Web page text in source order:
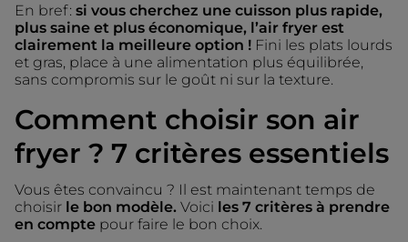
En bref : si vous cherchez une cuisson plus rapide,
plus saine et plus économique, l’air fryer est
clairement la meilleure option ! Fini les plats lourds
et gras, place à une alimentation plus équilibrée,
sans compromis sur le goût ni sur la texture.
Comment choisir son air
fryer ? 7 critères essentiels
Vous êtes convaincu ? Il est maintenant temps de
choisir le bon modèle. Voici les 7 critères à prendre
en compte pour faire le bon choix.